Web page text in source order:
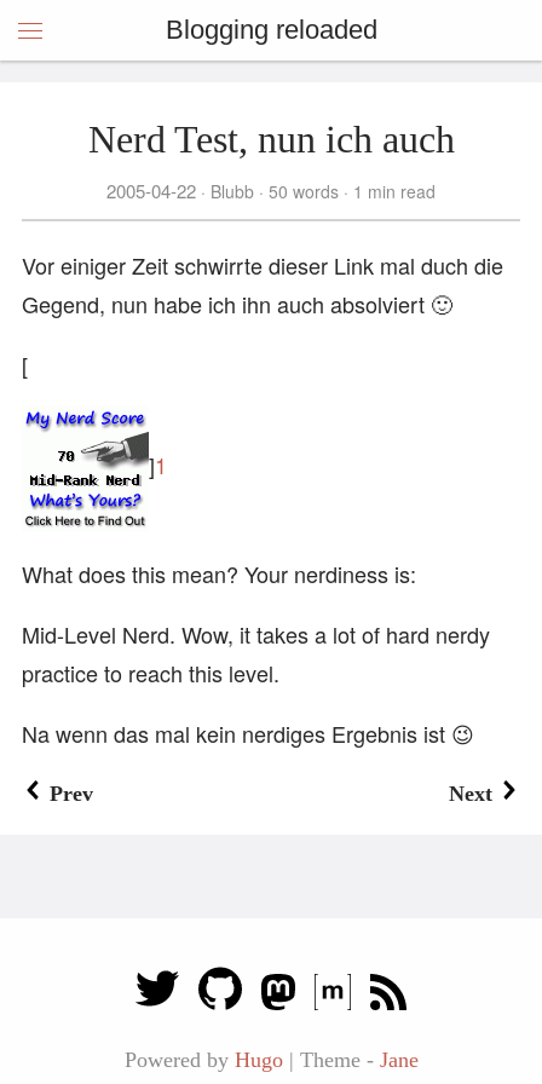
Blogging reloaded
Nerd Test, nun ich auch
2005-04-22 Blubb 50 words 1 min read
Vor einiger Zeit schwirrte dieser Link mal duch die
Gegend, nun habe ich ihn auch absolviert 🙂
[
]1
What does this mean? Your nerdiness is:
Mid-Level Nerd. Wow, it takes a lot of hard nerdy
practice to reach this level.
Na wenn das mal kein nerdiges Ergebnis ist 😉
Prev Next
Powered by Hugo | Theme - Jane